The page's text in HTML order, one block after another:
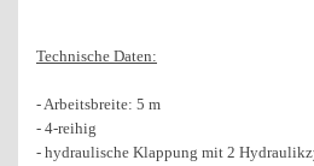
Technische Daten:
- Arbeitsbreite: 5 m
- 4-reihig
- hydraulische Klappung mit 2